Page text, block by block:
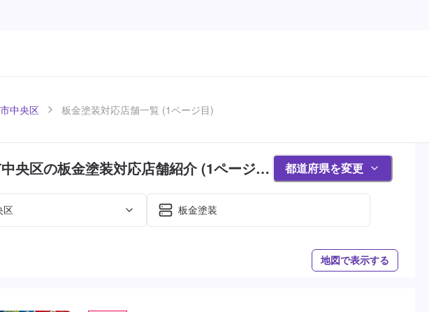
中央区 板金塗装対応店舗一覧 (1ページ目)
央区の板金塗装対応店舗紹介 (1ページ
都道府県を変更
区 板金塗装
地図で表示する